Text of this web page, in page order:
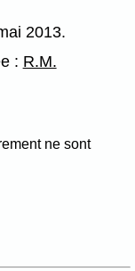
2013.
: R.M.
ne sont